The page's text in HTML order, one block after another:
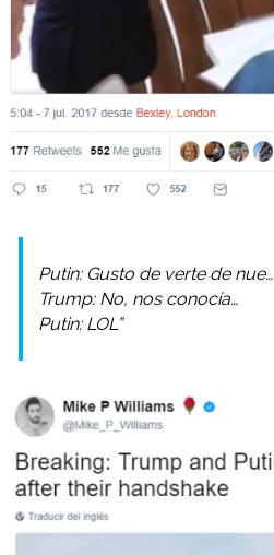
Putin: Gusto de verte de nue…
Trump: No, nos conocía…
Putin: LOL”